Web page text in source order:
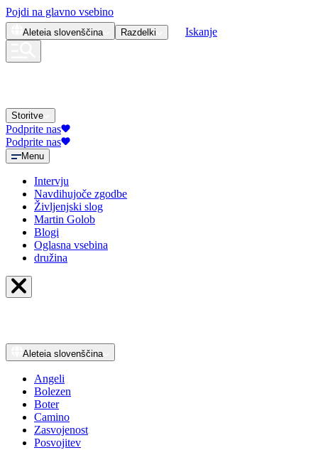
Pojdi na glavno vsebino
Aleteia slovenščina Razdelki Iskanje
Storitve
Podprite nas
Podprite nas
Menu
Intervju
Navdihujoče zgodbe
Življenjski slog
Martin Golob
Blogi
Oglasna vsebina
družina
Aleteia slovenščina
Angeli
Bolezen
Boter
Camino
Zasvojenost
Posvojitev